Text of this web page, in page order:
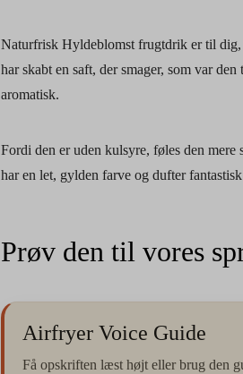
Naturfrisk Hyldeblomst frugtdrik er til
har skabt en saft, der smager, som var
aromatisk.
Fordi den er uden kulsyre, føles den mere
har en let, gylden farve og dufter
Prøv den til vores
Airfryer Voice Guide
Få opskriften læst højt eller brug den